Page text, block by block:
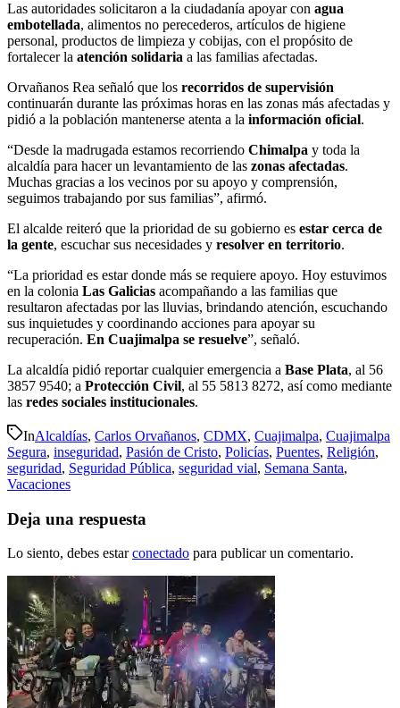
Las autoridades solicitaron a la ciudadanía apoyar con agua
embotellada, alimentos no perecederos, artículos de higiene
personal, productos de limpieza y cobijas, con el propósito de
fortalecer la atención solidaria a las familias afectadas.
Orvañanos Rea señaló que los recorridos de supervisión
continuarán durante las próximas horas en las zonas más afectadas y
pidió a la población mantenerse atenta a la información oficial.
“Desde la madrugada estamos recorriendo Chimalpa y toda la
alcaldía para hacer un levantamiento de las zonas afectadas.
Muchas gracias a los vecinos por su apoyo y comprensión,
seguimos trabajando por sus familias”, afirmó.
El alcalde reiteró que la prioridad de su gobierno es estar cerca de
la gente, escuchar sus necesidades y resolver en territorio.
“La prioridad es estar donde más se requiere apoyo. Hoy estuvimos
en la colonia Las Galicias acompañando a las familias que
resultaron afectadas por las lluvias, brindando atención, escuchando
sus inquietudes y coordinando acciones para apoyar su
recuperación. En Cuajimalpa se resuelve”, señaló.
La alcaldía pidió reportar cualquier emergencia a Base Plata, al 56
3857 9540; a Protección Civil, al 55 5813 8272, así como mediante
las redes sociales institucionales.
InAlcaldías, Carlos Orvañanos, CDMX, Cuajimalpa, Cuajimalpa
Segura, inseguridad, Pasión de Cristo, Policías, Puentes, Religión,
seguridad, Seguridad Pública, seguridad vial, Semana Santa,
Vacaciones
Deja una respuesta
Lo siento, debes estarconectado para publicar un comentario.